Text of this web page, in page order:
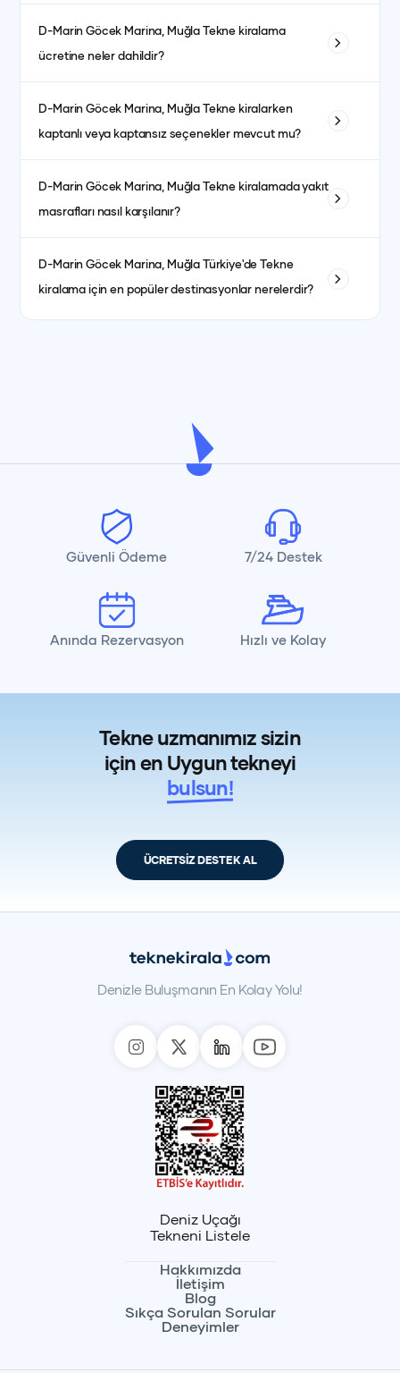
ve bulunduğu bölgeye göre değişiklik gösterir. Ayrıca sezon
dönemleri de fiyatları etkiler. Yüksek sezonda fiyatlar daha
yüksek olurken, düşük sezonda daha avantajlı fiyatlarla
kiralama yapmak mümkündür.
D-Marin Göcek Marina, MuğlaTekne kiralama
ücretine neler dahildir?
garson, yakıt, son temizlik ve limandan alma-bırakma
hizmetleri dahildir. Kumanya (yiyecek, içecek ve
atıştırmalıklar) ise fiyata dahil olmayıp misafirlerin tercihine
göre ayrıca planlanır.
D-Marin Göcek Marina, MuğlaTekne kiralarken
kaptanlı veya kaptansız seçenekler mevcut mu?
bulunmaktadır. Kaptansız kiralama için yeterli denizcilik
tecrübesine sahip olmanız gerekmektedir.
D-Marin Göcek Marina, MuğlaTekne kiralamada yakıt
masrafları nasıl karşılanır?
teknelerde fiyat ayrı olabilmektedir. her teknenin ilan detay
kısmında görebilirsiniz.
D-Marin Göcek Marina, MuğlaTürkiye'de Tekne
kiralama için en popüler destinasyonlar nerelerdir?
Güvenli Ödeme 7/24 Destek
Anında Rezervasyon Hızlı ve Kolay
Tekne uzmanımız sizin
için en Uygun tekneyi
bulsun!
ÜCRETSİZ DESTEK AL
Denizle Buluşmanın En Kolay Yolu!
Deniz Uçağı
Tekneni Listele
Hakkımızda
İletişim
Blog
Sıkça Sorulan Sorular
Deneyimler